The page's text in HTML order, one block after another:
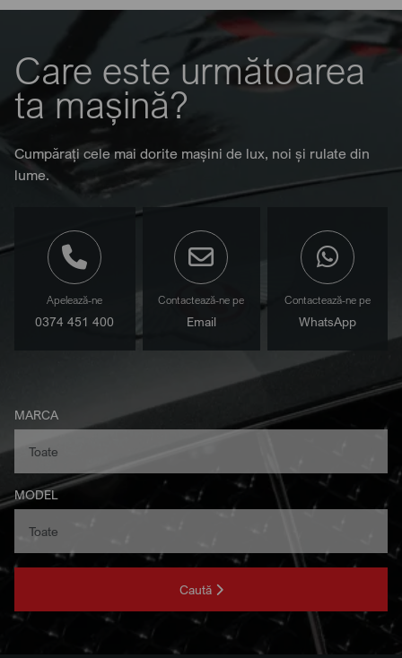
Care este următoarea
ta mașină?
Cumpărați cele mai dorite mașini de lux, noi și rulate din
lume.
Apelează-ne
0374 451 400
Contactează-ne pe
Email
Contactează-ne pe
WhatsApp
MARCA
MODEL
Caută